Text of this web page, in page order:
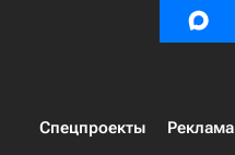
Спецпроекты
Реклама